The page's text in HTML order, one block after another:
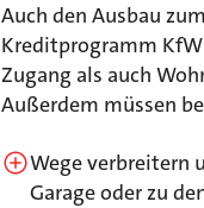
Auch den Ausbau
Kreditprogramm
Zugang als auch
Außerdem müssen
Wege verbreitern
Garage oder zu